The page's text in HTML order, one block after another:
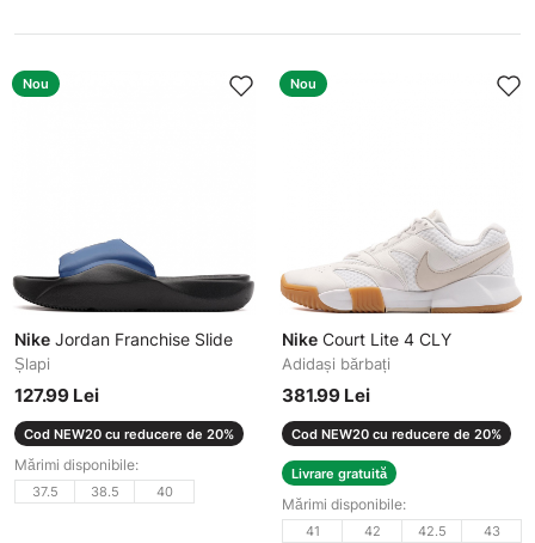
Nou
Nike Jordan Franchise Slide
Șlapi
127.99 Lei
Cod NEW20 cu reducere de 20%
Mărimi disponibile:
37.5 38.5 40
Nou
Nike Court Lite 4 CLY
Adidași bărbați
381.99 Lei
Cod NEW20 cu reducere de 20%
Livrare gratuită
Mărimi disponibile:
41 42 42.5
43